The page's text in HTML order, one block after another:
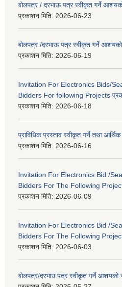
बोलपत्र / दरभाऊ पत्र स्वीकृत गर्ने
प्रकाशन मिति: 2026-06-23
बोलपत्र /दरभाऊ पत्र स्वीकृत गर्ने
प्रकाशन मिति: 2026-06-19
Invitation For Electronics Bids/
Bidders For following Projects
प्रकाशन मिति: 2026-06-18
प्राविधिक प्रस्ताव स्वीकृत गर्ने तथा
प्रकाशन मिति: 2026-06-16
Invitation For Electronics Bid /
Bidders For The Following
प्रकाशन मिति: 2026-06-09
Invitation For Electronics Bid /
Bidders For The Following
प्रकाशन मिति: 2026-06-03
बोलपत्र/दरभाउ पत्र स्वीकृत गर्ने आशयको